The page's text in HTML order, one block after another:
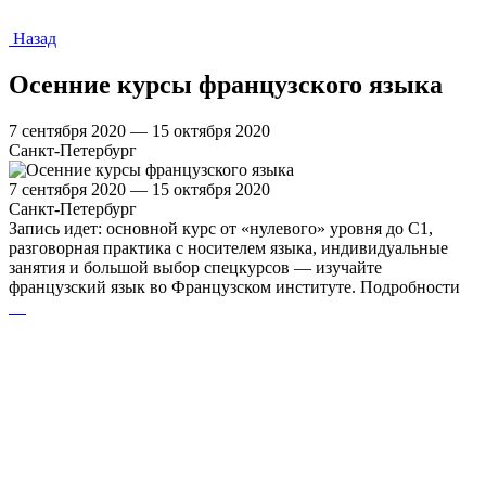
Назад
Осенние курсы французского языка
7 сентября 2020 — 15 октября 2020
Санкт-Петербург
7 сентября 2020 — 15 октября 2020
Санкт-Петербург
Запись идет: основной курс от «нулевого» уровня до C1,
разговорная практика с носителем языка, индивидуальные
занятия и большой выбор спецкурсов — изучайте
французский язык во Французском институте. Подробности